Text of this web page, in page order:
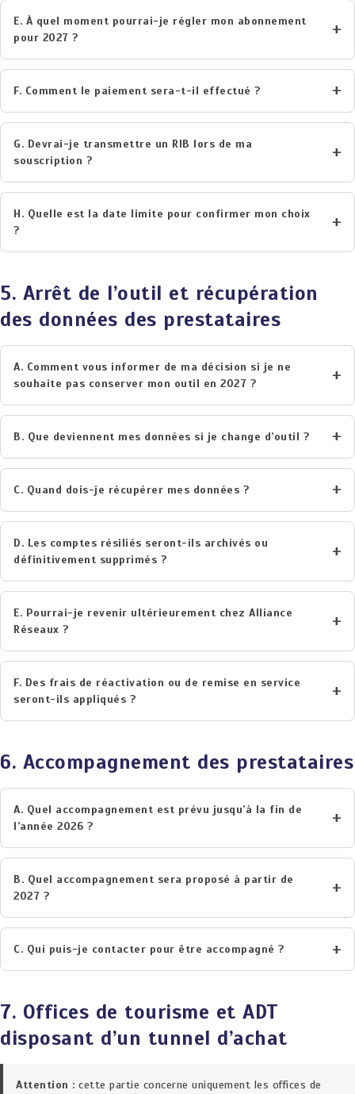
E. À quel moment pourrai-je régler mon abonnement
pour 2027 ?
F. Comment le paiement sera-t-il effectué ?
G. Devrai-je transmettre un RIB lors de ma
souscription ?
H. Quelle est la date limite pour confirmer mon choix
?
5. Arrêt de l’outil et récupération
des données des prestataires
A. Comment vous informer de ma décision si je ne
souhaite pas conserver mon outil en 2027 ?
B. Que deviennent mes données si je change d’outil ?
C. Quand dois-je récupérer mes données ?
D. Les comptes résiliés seront-ils archivés ou
définitivement supprimés ?
E. Pourrai-je revenir ultérieurement chez Alliance
Réseaux ?
F. Des frais de réactivation ou de remise en service
seront-ils appliqués ?
6. Accompagnement des prestataires
A. Quel accompagnement est prévu jusqu’à la fin de
l’année 2026 ?
B. Quel accompagnement sera proposé à partir de
2027 ?
C. Qui puis-je contacter pour être accompagné ?
7. Offices de tourisme et ADT
disposant d’un tunnel d’achat
Attention : cette partie concerne uniquement les offices de